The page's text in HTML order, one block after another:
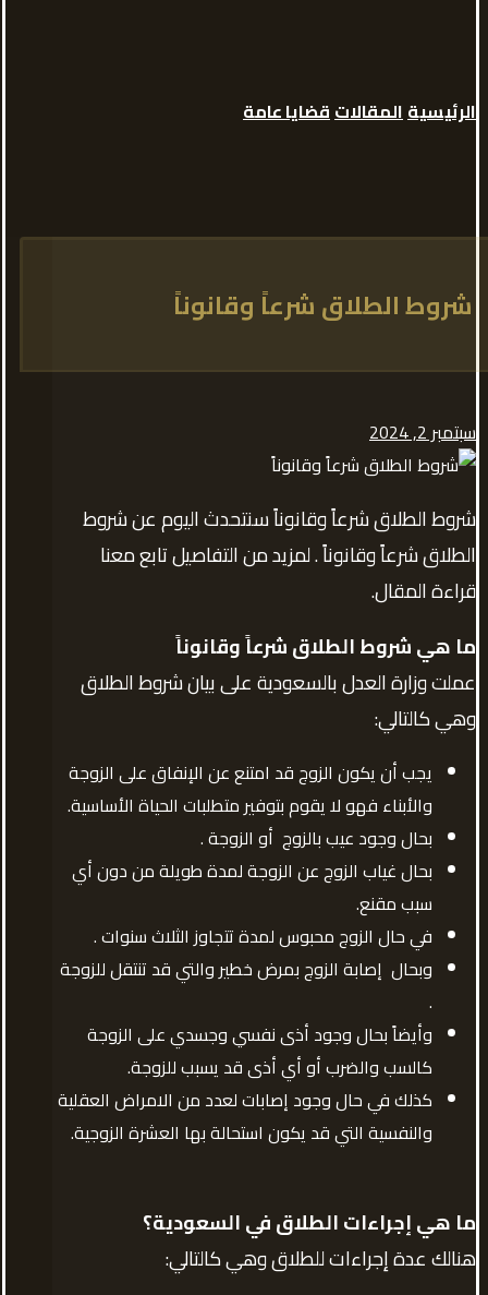
الرئيسيةالمقالاتقضايا عامة
شروط الطلاق شرعاً وقانوناً
سبتمبر 2, 2024
شروط الطلاق شرعاً وقانوناً سنتحدث اليوم عن شروط
الطلاق شرعاً وقانوناً . لمزيد من التفاصيل تابع معنا
قراءة المقال.
ما هي شروط الطلاق شرعاً وقانوناً
عملت وزارة العدل بالسعودية على بيان شروط الطلاق
وهي كالتالي:
يجب أن يكون الزوج قد امتنع عن الإنفاق على الزوجة
والأبناء فهو لا يقوم بتوفير متطلبات الحياة الأساسية.
بحال وجود عيب بالزوج أو الزوجة .
بحال غياب الزوج عن الزوجة لمدة طويلة من دون أي
سبب مقنع.
في حال الزوج محبوس لمدة تتجاوز الثلاث سنوات .
وبحال إصابة الزوج بمرض خطير والتي قد تنتقل للزوجة
.
وأيضاً بحال وجود أذى نفسي وجسدي على الزوجة
كالسب والضرب أو أي أذى قد يسبب للزوجة.
كذلك في حال وجود إصابات لعدد من الامراض العقلية
والنفسية التي قد يكون استحالة بها العشرة الزوجية.
ما هي إجراءات الطلاق في السعودية؟
هنالك عدة إجراءات للطلاق وهي كالتالي: